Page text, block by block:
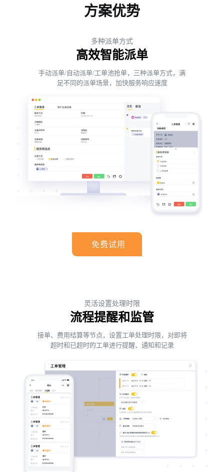
方案优势
多种派单方式
高效智能派单
手动派单/自动派单/工单池抢单，三种派单方式，满
足不同的派单场景，加快服务响应速度
免费试用
灵活设置处理时限
流程提醒和监管
接单、费用结算等节点，设置工单处理时限，对即将
超时和已超时的工单进行提醒、通知和记录